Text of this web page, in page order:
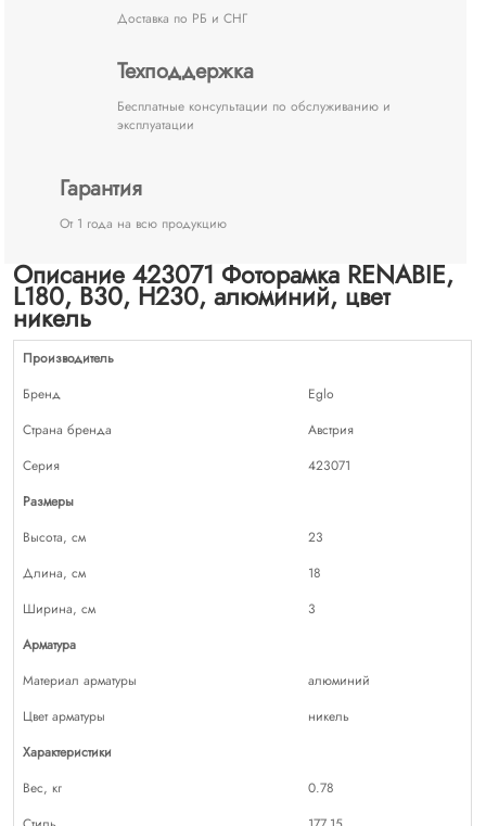
Доставка по РБ и СНГ
Техподдержка
Бесплатные консультации по обслуживанию и
эксплуатации
Гарантия
От 1 года на всю продукцию
Описание 423071 Фоторамка RENABIE,
L180, B30, H230, алюминий, цвет
никель
Производитель
Бренд
Eglo
Страна бренда
Австрия
Серия
423071
Размеры
Высота, см
23
Длина, см
18
Ширина, см
3
Арматура
Материал арматуры
алюминий
Цвет арматуры
никель
Характеристики
Вес, кг
0.78